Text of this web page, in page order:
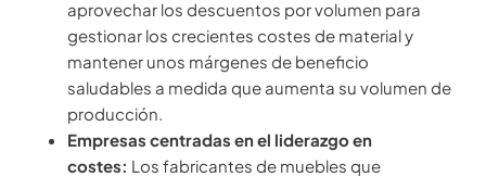
aprovechar los descuentos por volumen para
gestionar los crecientes costes de material y
mantener unos márgenes de beneficio
saludables a medida que aumenta su volumen de
producción.
Empresas centradas en el liderazgo en
costes: Los fabricantes de muebles que